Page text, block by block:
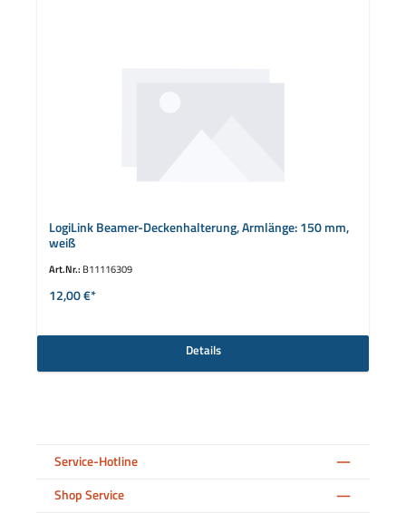
LogiLink Beamer-Deckenhalterung, Armlänge: 150 mm,
weiß
Art.Nr.: B11116309
12,00 €*
Details
Service-Hotline
Shop Service